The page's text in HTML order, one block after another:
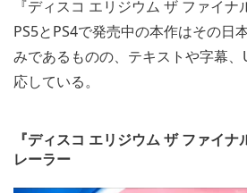
『ディスコ エリジウム ザ ファイナ
PS5とPS4で発売中の本作はその日
みであるものの、テキストや字幕
応している。
『ディスコ エリジウム ザ ファイ
レーラー